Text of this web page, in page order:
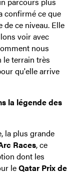
confirmé ce que
ce niveau. Elle
voir avec
nous
le terrain très
qu'elle arrive
la légende des
la plus grande
Races, ce
dont les
leQatar Prix de